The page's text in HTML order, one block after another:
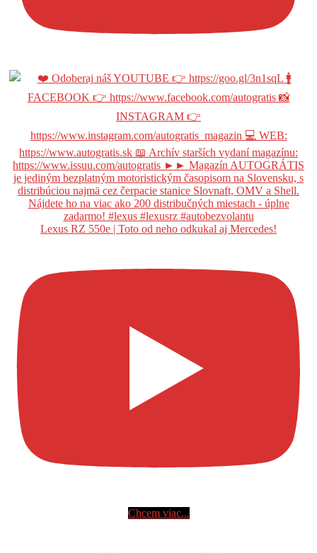
Lexus RZ 550e | Toto od neho odkukal aj Mercedes!
Chcem viac...